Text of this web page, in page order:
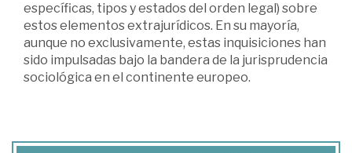
específicas, tipos y estados del orden legal) sobre
estos elementos extrajurídicos. En su mayoría,
aunque no exclusivamente, estas inquisiciones han
sido impulsadas bajo la bandera de la jurisprudencia
sociológica en el continente europeo.